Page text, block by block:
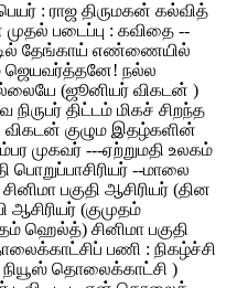
: ராஜ திருமகன் கல்வித்
முதல் படைப்பு : கவிதை --
தேங்காய் எண்ணையில்
நல்ல
(ஜூனியர் விகடன் )
திட்டம் மிகச் சிறந்த
விகடன் குழும இதழ்களின்
முகவர் ---ஏற்றுமதி உலகம்
--மாலை
பகுதி ஆசிரியர் (தின
ஆசிரியர் (குமுதம்
ஹெல்த்) சினிமா பகுதி
பணி : நிகழ்ச்சி
நியூஸ் தொலைக்காட்சி )